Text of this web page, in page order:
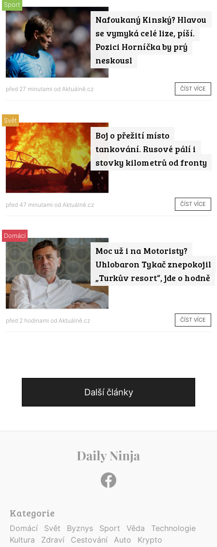
Nafoukaný Kinský? Hlavou
se vymyká celé lize, píší.
Pozici Horníčka by prý
neskousl
Sport
před 27 minutami od Aktuálně.cz ČÍST VÍCE
Boj o přežití místo
tankování. Rusové pálí i
stovky kilometrů od fronty
Svět
před 47 minutami od Aktuálně.cz ČÍST VÍCE
Moc už i na Motoristy?
Uhlobaron Tykač znepokojil
„Turkův resort“, jde o hodně
Domácí
před 2 hodinami od Aktuálně.cz ČÍST VÍCE
Další články
Kategorie
Domácí Svět Byznys Sport Věda
Technologie
Kultura
Zdraví Cestování Auto Krypto